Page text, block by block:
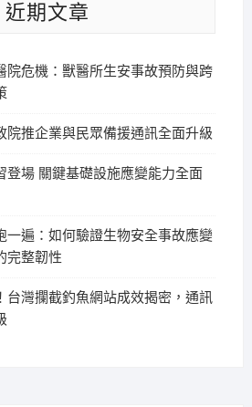
近期文章
院危機：獸醫所生安事故預防與跨
院推企業與民眾備援通訊全面升級
登場 關鍵基礎設施應變能力全面
一遍：如何驗證生物安全事故應變
完整韌性
台灣攔截釣魚網站成效揭密，通訊